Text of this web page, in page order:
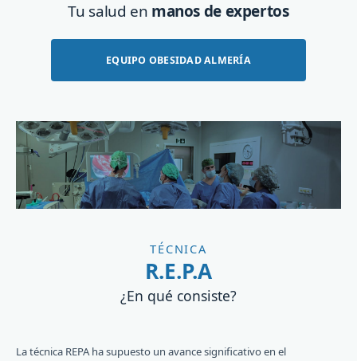
Tu salud en manos de expertos
EQUIPO OBESIDAD ALMERÍA
TÉCNICA
R.E.P.A
¿En qué consiste?
La técnica REPA ha supuesto un avance significativo en el